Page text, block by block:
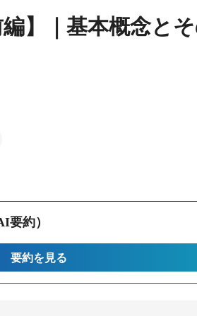
】｜基本概念と
要約）
要約を見る